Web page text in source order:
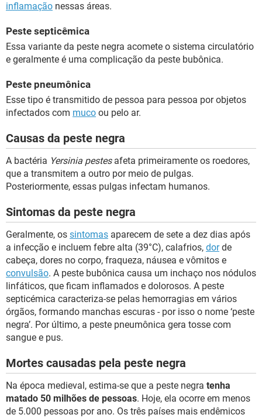
inflamação nessas áreas.
Peste septicêmica
Essa variante da peste negra acomete o sistema circulatório
e geralmente é uma complicação da peste bubônica.
Peste pneumônica
Esse tipo é transmitido de pessoa para pessoa por objetos
infectados com muco ou pelo ar.
Causas da peste negra
A bactéria Yersinia pestesafeta primeiramente os roedores,
que a transmitem a outro por meio de pulgas.
Posteriormente, essas pulgas infectam humanos.
Sintomas da peste negra
Geralmente, os sintomas aparecem de sete a dez dias após
a infecção e incluem febre alta (39°C), calafrios, dorde
cabeça, dores no corpo, fraqueza, náusea e vômitos e
convulsão. A peste bubônica causa um inchaço nos nódulos
linfáticos, que ficam inflamados e dolorosos. A peste
septicémica caracteriza-se pelas hemorragias em vários
órgãos, formando manchas escuras - por isso o nome ‘peste
negra’. Por último, a peste pneumônica gera tosse com
sangue e pus.
Mortes causadas pela peste negra
Na época medieval, estima-se que a peste negra tenha
matado 50 milhões de pessoas. Hoje, ela ocorre em menos
de 5.000 pessoas por ano. Os três países mais endêmicos